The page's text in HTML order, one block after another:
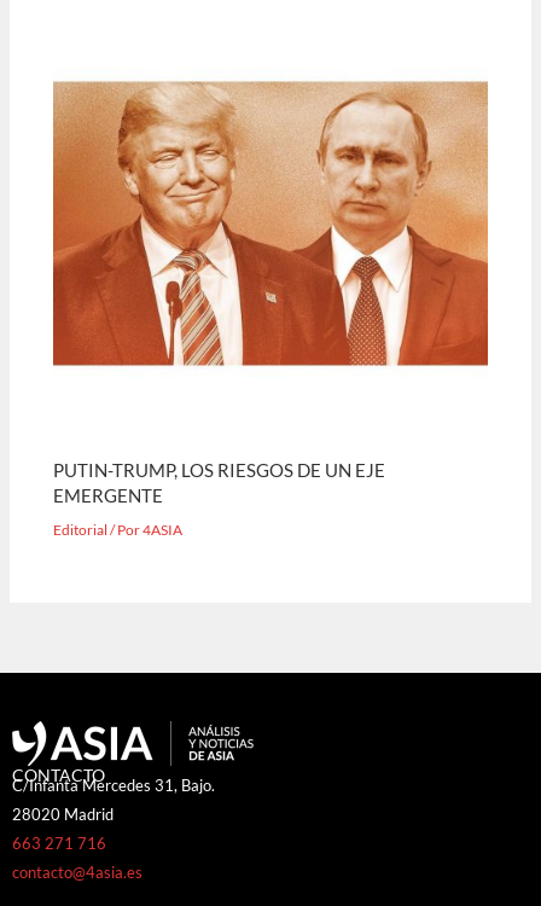
PUTIN-TRUMP, LOS RIESGOS DE UN EJE
EMERGENTE
Editorial / Por4ASIA
CONTACTO
C/Infanta Mercedes 31, Bajo.
28020 Madrid
663 271 716
contacto@4asia.es